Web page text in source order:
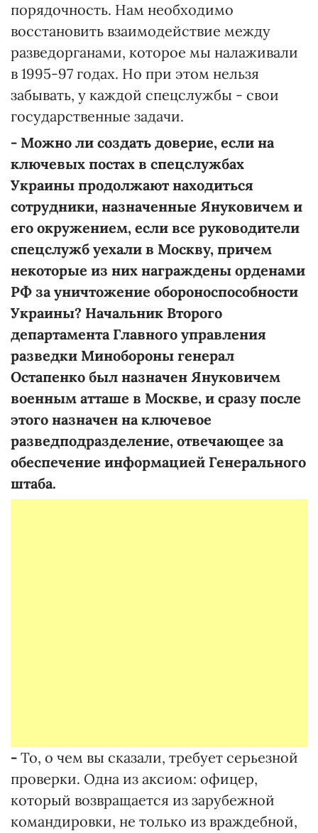
порядочность. Нам необходимо
восстановить взаимодействие между
разведорганами, которое мы налаживали
в 1995-97 годах. Но при этом нельзя
забывать, у каждой спецслужбы - свои
государственные задачи.
- Можно ли создать доверие, если на
ключевых постах в спецслужбах
Украины продолжают находиться
сотрудники, назначенные Януковичем и
его окружением, если все руководители
спецслужб уехали в Москву, причем
некоторые из них награждены орденами
РФ за уничтожение обороноспособности
Украины? Начальник Второго
департамента Главного управления
разведки Минобороны генерал
Остапенко был назначен Януковичем
военным атташе в Москве, и сразу после
этого назначен на ключевое
разведподразделение, отвечающее за
обеспечение информацией Генерального
штаба.
- То, о чем вы сказали, требует серьезной
проверки. Одна из аксиом: офицер,
который возвращается из зарубежной
командировки, не только из враждебной,